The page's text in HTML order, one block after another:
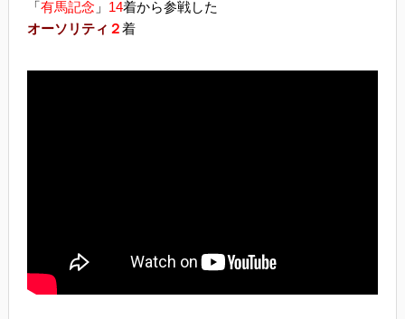
「有馬記念 」 14着から参戦した
オーソリティ ２着